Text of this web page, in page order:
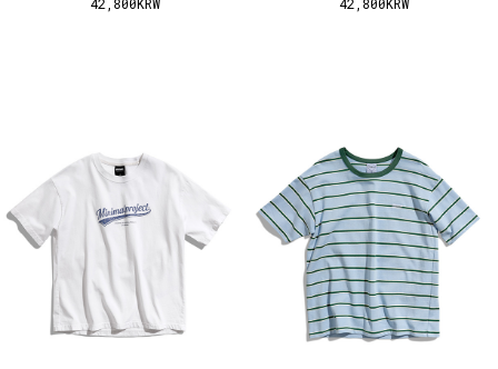
42,800KRW 42,800KRW